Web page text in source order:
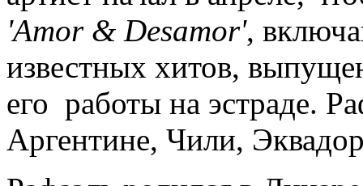
'Amor & Desamor',
известных хитов,
его работы на эстраде.
Аргентине, Чили,